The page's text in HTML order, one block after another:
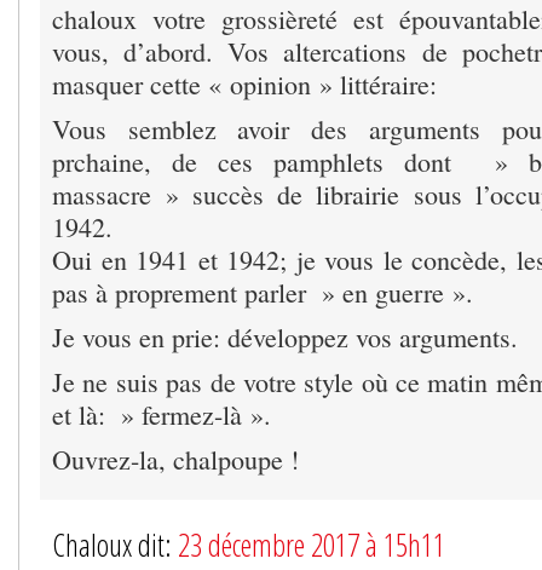
chaloux votre grossièreté est
vous, d’abord. Vos altercations de
masquer cette « opinion » littéraire:
Vous semblez avoir des arguments
prchaine, de ces pamphlets dont »
massacre » succès de librairie sous
1942.
Oui en 1941 et 1942; je vous le concède,
pas à proprement parler » en guerre ».
Je vous en prie: développez vos arguments.
Je ne suis pas de votre style où ce matin
et là: » fermez-là ».
Ouvrez-la, chalpoupe !
Chaloux dit: 23 décembre 2017 à 15h11